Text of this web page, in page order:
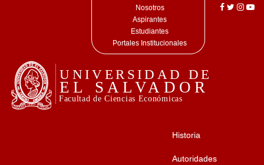
Nosotros
Aspirantes
Estudiantes
Portales Institucionales
Historia
Autoridades